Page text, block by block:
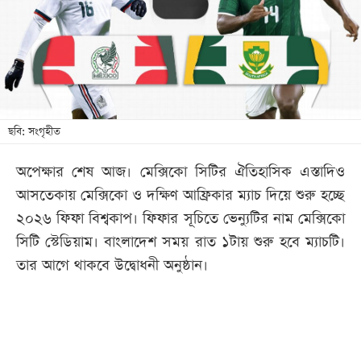
খেলা
বিনোদন
লাইফ
স্টাইল
শিক্ষা
সব
বিভাগ
ছবি: সংগৃহীত
অপেক্ষার শেষ আজ। মেক্সিকো সিটির ঐতিহাসিক এস্তাদিও
আসতেকায় মেক্সিকো ও দক্ষিণ আফ্রিকার ম্যাচ দিয়ে শুরু হচ্ছে
২০২৬ ফিফা বিশ্বকাপ। ফিফার সূচিতে ভেন্যুটির নাম মেক্সিকো
সিটি স্টেডিয়াম। বাংলাদেশ সময় রাত ১টায় শুরু হবে ম্যাচটি।
তার আগে থাকবে উদ্বোধনী অনুষ্ঠান।